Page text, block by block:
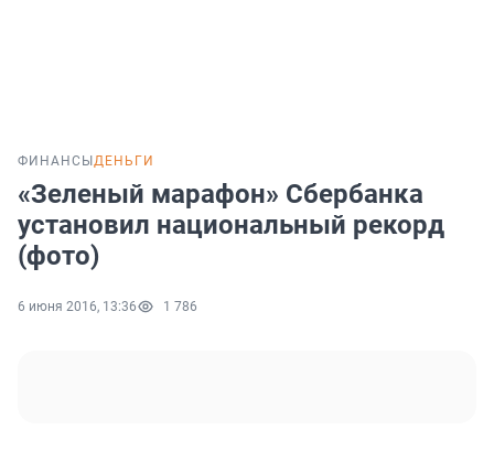
ФИНАНСЫ ДЕНЬГИ
«Зеленый марафон» Сбербанка
установил национальный рекорд
(фото)
6 июня 2016, 13:36 1 786